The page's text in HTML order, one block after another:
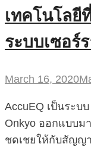
เทคโนโลยี
ระบบเซอร์
March 16, 2020
AccuEQ เป็นระบ
Onkyo ออกแบบม
ชดเชยให้กับสัญญ